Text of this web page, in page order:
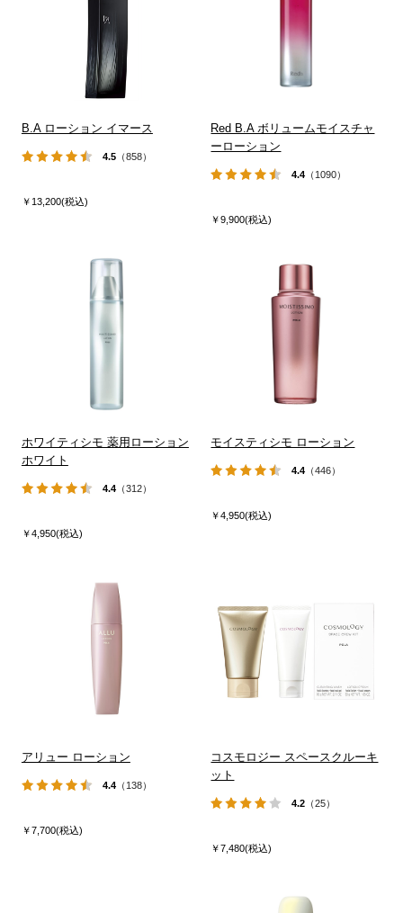
B.A ローション イマース
4.5（858）
￥13,200(税込)
Red B.A ボリュームモイスチャ
ーローション
4.4 （1090）
￥9,900(税込)
ホワイティシモ 薬用ローション
ホワイト
4.4（312）
￥4,950(税込)
モイスティシモ ローション
4.4 （446）
￥4,950(税込)
アリュー ローション
4.4（138）
￥7,700(税込)
コスモロジー スペースクルーキ
ット
4.2 （25）
￥7,480(税込)